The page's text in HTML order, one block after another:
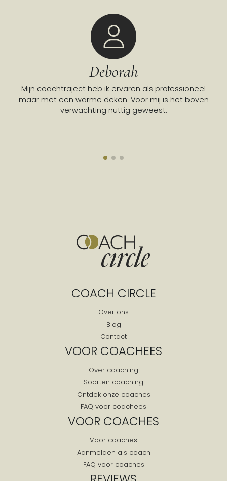
Deborah
Mijn coachtraject heb ik ervaren als professioneel
maar met een warme deken. Voor mij is het boven
verwachting nuttig geweest.
COACH CIRCLE
Over ons
Blog
Contact
VOOR COACHEES
Over coaching
Soorten coaching
Ontdek onze coaches
FAQ voor coachees
VOOR COACHES
Voor coaches
Aanmelden als coach
FAQ voor coaches